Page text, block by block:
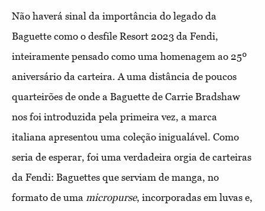
Não haverá sinal da importância do legado da
Baguette como o desfile Resort 2023 da Fendi,
inteiramente pensado como uma homenagem ao 25º
aniversário da carteira. A uma distância de poucos
quarteirões de onde a Baguette de Carrie Bradshaw
nos foi introduzida pela primeira vez, a marca
italiana apresentou uma coleção inigualável. Como
seria de esperar, foi uma verdadeira orgia de carteiras
da Fendi: Baguettes que serviam de manga, no
formato de uma micropurse, incorporadas em luvas e,